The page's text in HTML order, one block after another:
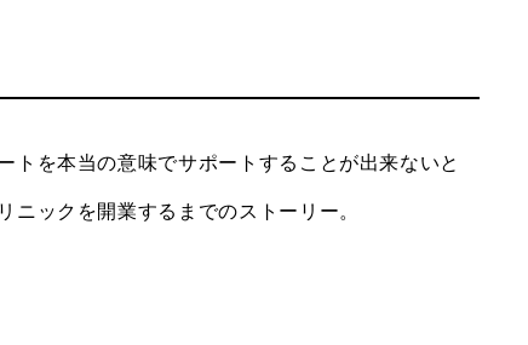
を本当の意味でサポートすることが出来ないと
ックを開業するまでのストーリー。